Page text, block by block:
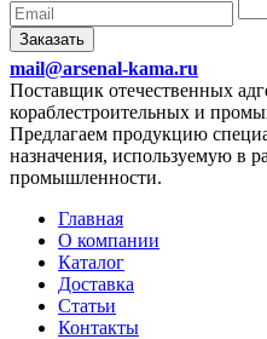
Заказать
mail@arsenal-kama.ru
Поставщик отечественных
кораблестроительных и
Предлагаем продукцию
назначения, используемую в
промышленности.
Главная
О компании
Каталог
Доставка
Статьи
Контакты